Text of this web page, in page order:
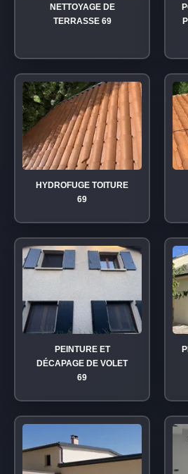
NETTOYAGE DE
TERRASSE 69
HYDROFUGE TOITURE
69
PEINTURE ET
DÉCAPAGE DE VOLET
69